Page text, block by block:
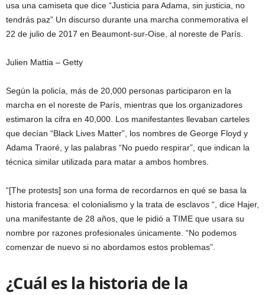
usa una camiseta que dice “Justicia para Adama, sin justicia, no
tendrás paz” Un discurso durante una marcha conmemorativa el
22 de julio de 2017 en Beaumont-sur-Oise, al noreste de París.
Julien Mattia – Getty
Según la policía, más de 20,000 personas participaron en la
marcha en el noreste de París, mientras que los organizadores
estimaron la cifra en 40,000. Los manifestantes llevaban carteles
que decían “Black Lives Matter”, los nombres de George Floyd y
Adama Traoré, y las palabras “No puedo respirar”, que indican la
técnica similar utilizada para matar a ambos hombres.
“[The protests] son una forma de recordarnos en qué se basa la
historia francesa: el colonialismo y la trata de esclavos “, dice Hajer,
una manifestante de 28 años, que le pidió a TIME que usara su
nombre por razones profesionales únicamente. “No podemos
comenzar de nuevo si no abordamos estos problemas”.
¿Cuál es la historia de la